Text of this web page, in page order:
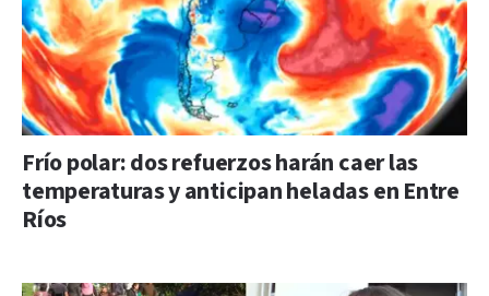
Frío polar: dos refuerzos harán caer las
temperaturas y anticipan heladas en Entre
Ríos